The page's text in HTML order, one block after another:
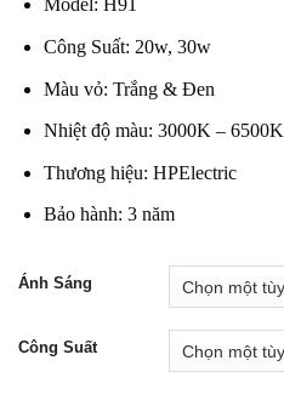
Model: H91
Công Suất: 20w, 30w
Màu vỏ: Trắng & Đen
Nhiệt độ màu: 3000K – 6500K
Thương hiệu: HPElectric
Bảo hành: 3 năm
Ánh Sáng
Công Suất